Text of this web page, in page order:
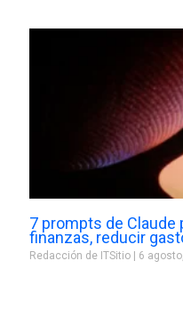
7 prompts de Claude
finanzas, reducir
Redacción de ITSitio 6